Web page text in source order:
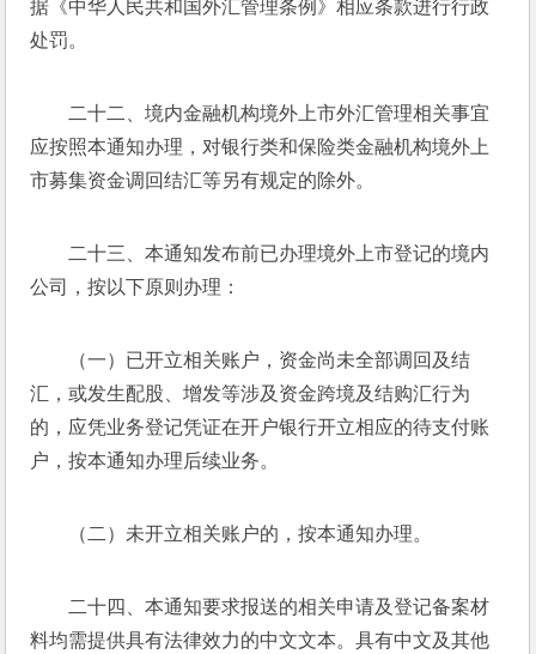
据《中华人民共和国外汇管理条例》相应条款进行行政
处罚。
二十二、境内金融机构境外上市外汇管理相关事宜
应按照本通知办理，对银行类和保险类金融机构境外上
市募集资金调回结汇等另有规定的除外。
二十三、本通知发布前已办理境外上市登记的境内
公司，按以下原则办理：
（一）已开立相关账户，资金尚未全部调回及结
汇，或发生配股、增发等涉及资金跨境及结购汇行为
的，应凭业务登记凭证在开户银行开立相应的待支付账
户，按本通知办理后续业务。
（二）未开立相关账户的，按本通知办理。
二十四、本通知要求报送的相关申请及登记备案材
料均需提供具有法律效力的中文文本。具有中文及其他